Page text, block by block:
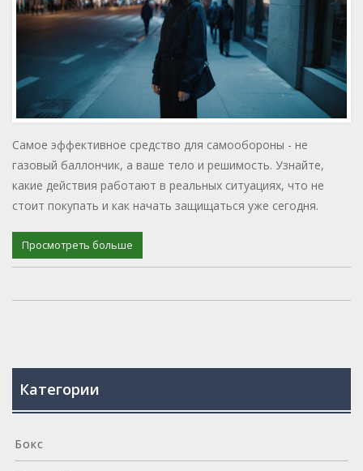
Самое эффективное средство для самообороны - не
газовый баллончик, а ваше тело и решимость. Узнайте,
какие действия работают в реальных ситуациях, что не
стоит покупать и как начать защищаться уже сегодня.
Просмотреть больше
Категории
Бокс